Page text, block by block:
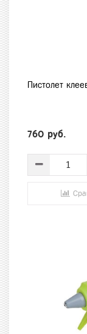
Пистолет
760 руб.